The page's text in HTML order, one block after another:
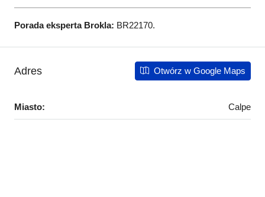
Porada eksperta Brokla: BR22170.
Adres Otwórz w Google Maps
Miasto: Calpe